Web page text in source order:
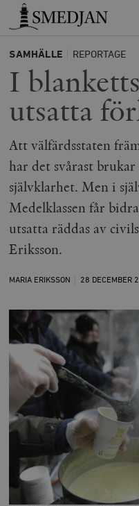
Timbro
SAMHÄLLE REPORTAGE
I
utsatta
Att välfärdsstaten
har det svårast brukar
självklarhet. Men i
Medelklassen får
utsatta räddas av
Eriksson.
MARIA ERIKSSON 28 DECEMBER